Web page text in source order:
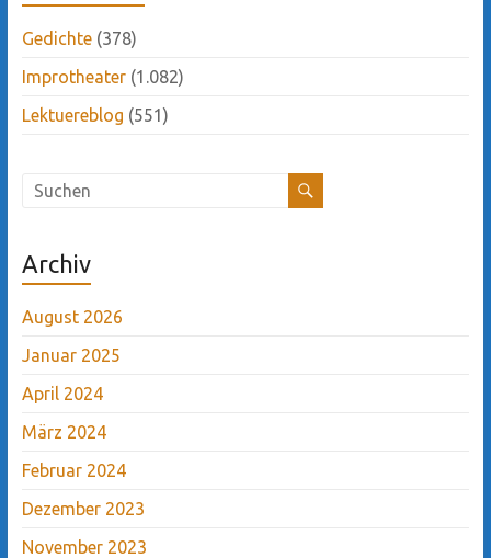
Gedichte(378)
Improtheater(1.082)
Lektuereblog (551)
Archiv
August 2026
Januar 2025
April 2024
März 2024
Februar 2024
Dezember 2023
November 2023